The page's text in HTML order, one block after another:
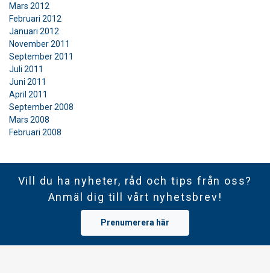
Mars 2012
Februari 2012
Januari 2012
November 2011
September 2011
Juli 2011
Juni 2011
April 2011
September 2008
Mars 2008
Februari 2008
Vill du ha nyheter, råd och tips från oss?
Anmäl dig till vårt nyhetsbrev!
Prenumerera här